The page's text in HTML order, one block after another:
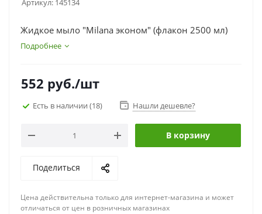
Артикул: 145134
Жидкое мыло "Milana эконом" (флакон 2500 мл)
Подробнее
552 руб./шт
Есть в наличии (18) Нашли дешевле?
В корзину
Поделиться
Цена действительна только для интернет-магазина и может
отличаться от цен в розничных магазинах